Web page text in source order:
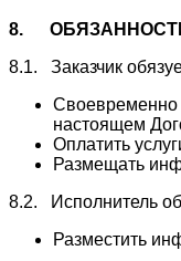
8.
8.1. Заказчик
Своевременно
настоящем
Оплатить
Размещать
8.2. Исполнитель
Разместить